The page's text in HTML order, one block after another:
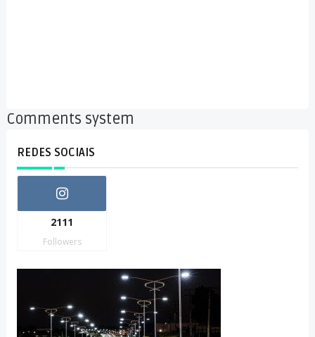
Comments system
REDES SOCIAIS
2111
Followers